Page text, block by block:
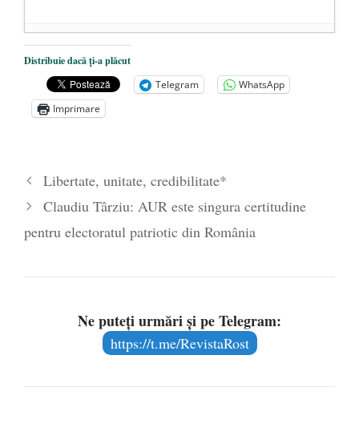
Dezvăluiri cutremurătoare despre
președintele Ucrainei, Volodymyr
Zelensky
- 13 mai 2026
Statul care servește Națiunea
poetului Octavian Goga, înlăturat din Iași
- 16 aprilie 2026
Distribuie dacă ți-a plăcut
Telegram
WhatsApp
Imprimare
Libertate, unitate, credibilitate*
Claudiu Târziu: AUR este singura certitudine
pentru electoratul patriotic din România
Ne puteți urmări și pe Telegram:
https://t.me/RevistaRost